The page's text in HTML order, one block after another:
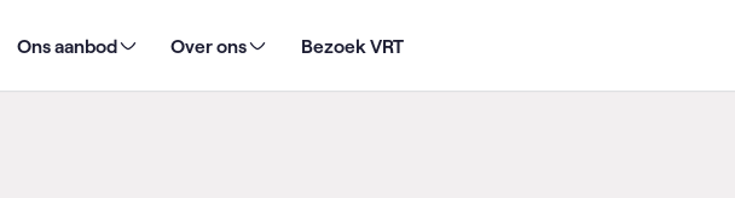
Ons aanbod Over ons Bezoek VRT